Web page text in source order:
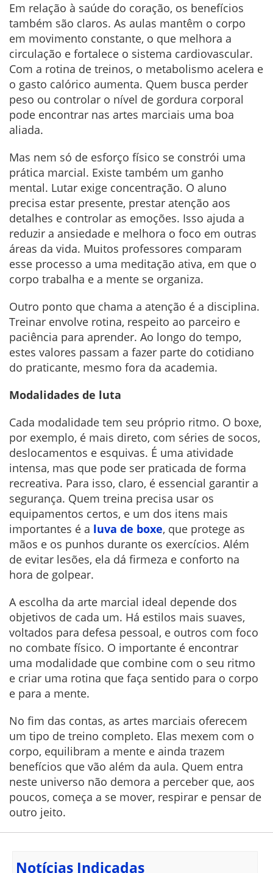
Em relação à saúde do coração, os benefícios
também são claros. As aulas mantêm o corpo
em movimento constante, o que melhora a
circulação e fortalece o sistema cardiovascular.
Com a rotina de treinos, o metabolismo acelera e
o gasto calórico aumenta. Quem busca perder
peso ou controlar o nível de gordura corporal
pode encontrar nas artes marciais uma boa
aliada.
Mas nem só de esforço físico se constrói uma
prática marcial. Existe também um ganho
mental. Lutar exige concentração. O aluno
precisa estar presente, prestar atenção aos
detalhes e controlar as emoções. Isso ajuda a
reduzir a ansiedade e melhora o foco em outras
áreas da vida. Muitos professores comparam
esse processo a uma meditação ativa, em que o
corpo trabalha e a mente se organiza.
Outro ponto que chama a atenção é a disciplina.
Treinar envolve rotina, respeito ao parceiro e
paciência para aprender. Ao longo do tempo,
estes valores passam a fazer parte do cotidiano
do praticante, mesmo fora da academia.
Modalidades de luta
Cada modalidade tem seu próprio ritmo. O boxe,
por exemplo, é mais direto, com séries de socos,
deslocamentos e esquivas. É uma atividade
intensa, mas que pode ser praticada de forma
recreativa. Para isso, claro, é essencial garantir a
segurança. Quem treina precisa usar os
equipamentos certos, e um dos itens mais
importantes é a luva de boxe, que protege as
mãos e os punhos durante os exercícios. Além
de evitar lesões, ela dá firmeza e conforto na
hora de golpear.
A escolha da arte marcial ideal depende dos
objetivos de cada um. Há estilos mais suaves,
voltados para defesa pessoal, e outros com foco
no combate físico. O importante é encontrar
uma modalidade que combine com o seu ritmo
e criar uma rotina que faça sentido para o corpo
e para a mente.
No fim das contas, as artes marciais oferecem
um tipo de treino completo. Elas mexem com o
corpo, equilibram a mente e ainda trazem
benefícios que vão além da aula. Quem entra
neste universo não demora a perceber que, aos
poucos, começa a se mover, respirar e pensar de
outro jeito.
Notícias Indicadas